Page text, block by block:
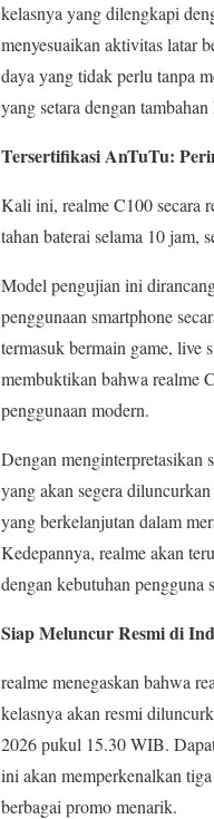
kelasnya yang dilengkapi
menyesuaikan aktivitas latar
daya yang tidak perlu tanpa
yang setara dengan
Tersertifikasi AnTuTu:
Kali ini, realme C100 secara
tahan baterai selama 10 jam,
Model pengujian ini
penggunaan smartphone
termasuk bermain game, live
membuktikan bahwa realme
penggunaan modern.
Dengan menginterpretasikan
yang akan segera
yang berkelanjutan dalam
Kedepannya, realme akan
dengan kebutuhan pengguna
Siap Meluncur Resmi di
realme menegaskan bahwa
kelasnya akan resmi
2026 pukul 15.30 WIB.
ini akan memperkenalkan
berbagai promo menarik.